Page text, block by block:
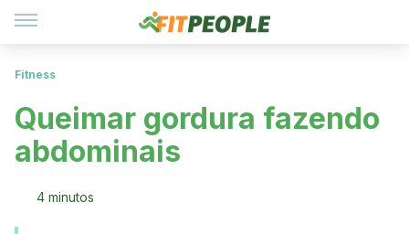
Fitness
Queimar gordura fazendo
abdominais
4 minutos